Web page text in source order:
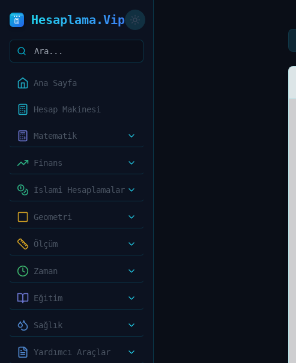
Hesaplama.Vip
Ana Sayfa
Hesap Makinesi
Matematik
Finans
İslami Hesaplamalar
Geometri
Ölçüm
Zaman
Eğitim
Sağlık
Yardımcı Araçlar